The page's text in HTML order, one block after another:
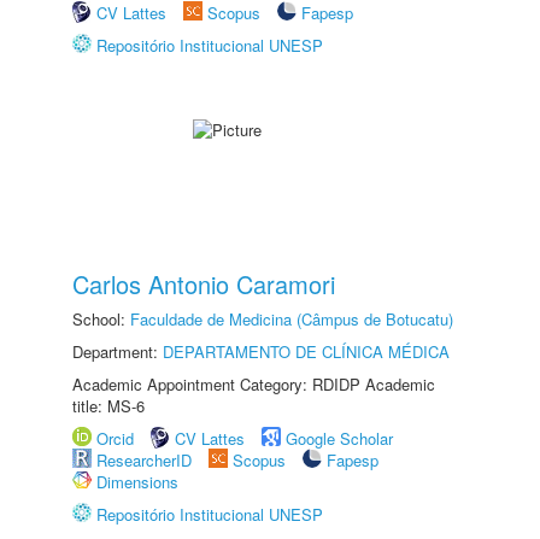
CV Lattes
Scopus
Fapesp
Repositório Institucional UNESP
Carlos Antonio Caramori
School: Faculdade de Medicina (Câmpus de Botucatu)
Department: DEPARTAMENTO DE CLÍNICA MÉDICA
Academic Appointment Category: RDIDP Academic
title: MS-6
Orcid
CV Lattes
Google Scholar
ResearcherID
Scopus
Fapesp
Dimensions
Repositório Institucional UNESP